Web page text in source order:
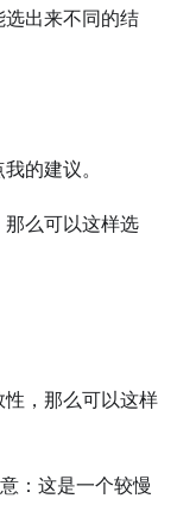
出来不同的结
的建议。
么可以这样选
，那么可以这样
：这是一个较慢